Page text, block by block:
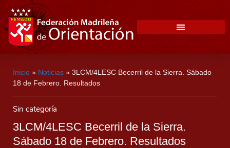
Inicio » Noticias » 3LCM/4LESC Becerril de la Sierra. Sábado
18 de Febrero. Resultados
Sin categoría
3LCM/4LESC Becerril de la Sierra.
Sábado 18 de Febrero. Resultados